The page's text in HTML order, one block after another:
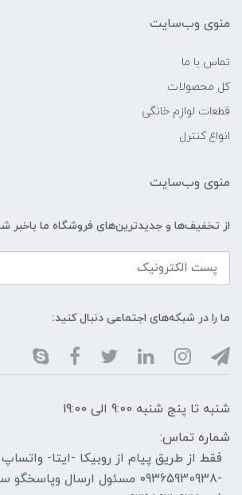
منوی وب‌سایت
تماس با ما
کل محصولات
قطعات لوازم خانگی
انواع کنترل
منوی وب‌سایت
از تخفیف‌ها و جدیدترین‌های فروشگاه ما باخبر
ما را در شبکه‌های اجتماعی دنبال کنید:
شنبه تا پنج شنبه 9:00 الی 19:00
شماره تماس:
فقط از طریق پیام از روبیکا -ایتا- واتساپ
-09365930938 مسئول ارسال